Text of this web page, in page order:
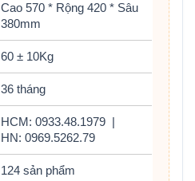
Cao 570 * Rộng 420 * Sâu
380mm
60 ± 10Kg
36 tháng
HCM: 0933.48.1979
HN: 0969.5262.79
124 sản phẩm